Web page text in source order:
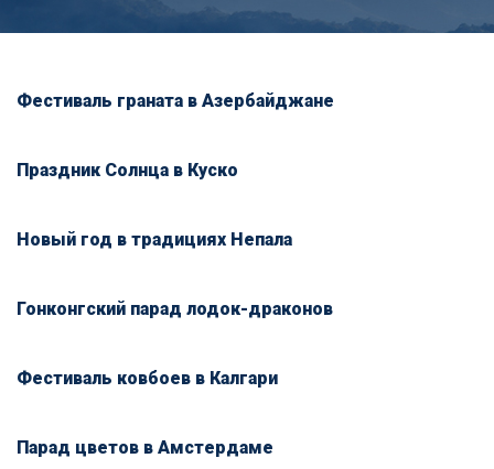
Фестиваль граната в Азербайджане
Праздник Солнца в Куско
Новый год в традициях Непала
Гонконгский парад лодок-драконов
Фестиваль ковбоев в Калгари
Парад цветов в Амстердаме